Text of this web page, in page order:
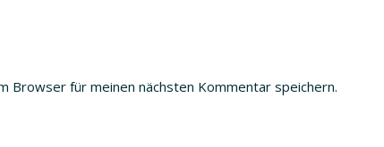
Browser für meinen nächsten Kommentar speichern.